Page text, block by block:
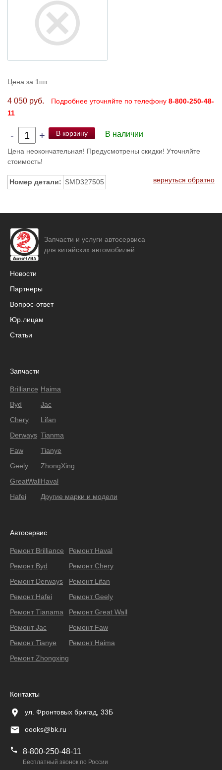
Цена за 1шт.
4 050 руб. Подробнее уточняйте по телефону 8-800-250-48-
11
- + В корзину В наличии
Цена неокончательная! Предусмотрены скидки! Уточняйте
стоимость!
Номер детали: SMD327505 вернуться обратно
Запчасти и услуги автосервиса
для китайских автомобилей
Новости
Партнеры
Вопрос-ответ
Юр.лицам
Статьи
Запчасти
Brilliance
Byd
Chery
Derways
Faw
Geely
GreatWall
Hafei
Haima
Jac
Lifan
Tianma
Tianye
ZhongXing
Haval
Другие марки и модели
Автосервис
Ремонт Brilliance
Ремонт Byd
Ремонт Derways
Ремонт Hafei
Ремонт Тianama
Ремонт Jac
Ремонт Tianye
Ремонт Zhongxing
Ремонт Haval
Ремонт Chery
Ремонт Lifan
Ремонт Geely
Ремонт Great Wall
Ремонт Faw
Ремонт Haima
Контакты
ул. Фронтовых бригад, 33Б
oooks@bk.ru
8-800-250-48-11
Бесплатный звонок по России